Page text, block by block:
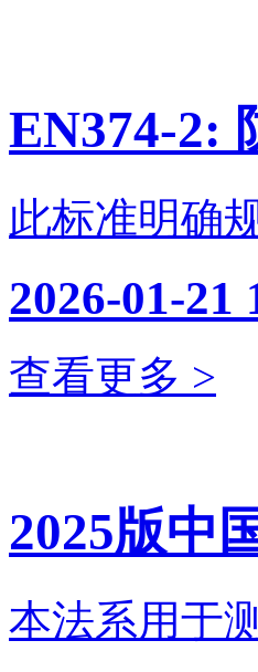
EN374-2:
此标准明确
2026-01-21
查看更多 >
2025版中
本法系用于